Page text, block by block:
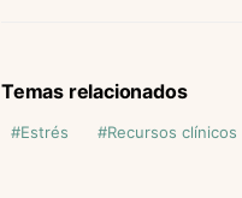
Temas relacionados
Estrés Recursos clínicos